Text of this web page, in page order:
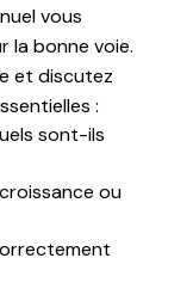
vous
la bonne voie.
et discutez
:
sont-ils
ou